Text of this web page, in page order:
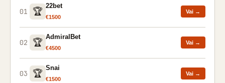
01 🏆
22bet
€1500
Vai →
02 🏆
AdmiralBet
€4500
Vai →
03 🏆
Snai
€1500
Vai →